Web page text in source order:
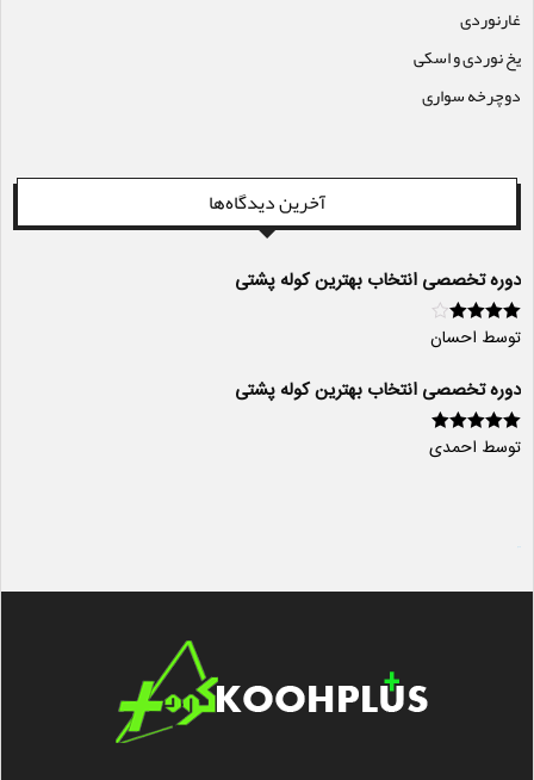
غارنوردی
یخ نوردی و اسکی
دوچرخه سواری
آخرین دیدگاه‌ها
دوره تخصصی انتخاب بهترین کوله پشتی
امتیاز 4از
توسط احسان
دوره تخصصی انتخاب بهترین کوله پشتی
امتیاز 5از 5
توسط احمدی